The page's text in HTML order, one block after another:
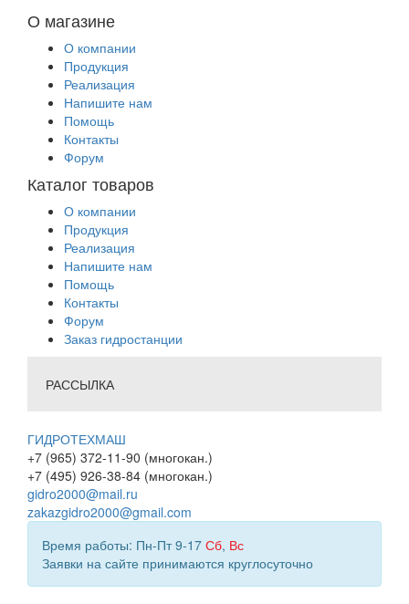
О магазине
О компании
Продукция
Реализация
Напишите нам
Помощь
Контакты
Форум
Каталог товаров
О компании
Продукция
Реализация
Напишите нам
Помощь
Контакты
Форум
Заказ гидростанции
РАССЫЛКА
ГИДРОТЕХМАШ
+7 (965) 372-11-90 (многокан.)
+7 (495) 926-38-84 (многокан.)
gidro2000@mail.ru
zakazgidro2000@gmail.com
Время работы: Пн-Пт 9-17 Сб, Вс
Заявки на сайте принимаются круглосуточно